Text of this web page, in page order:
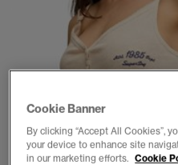
Cookie Banner
By clicking “Accept All Cookies”,
your device to enhance site
in our marketing efforts. Cookie